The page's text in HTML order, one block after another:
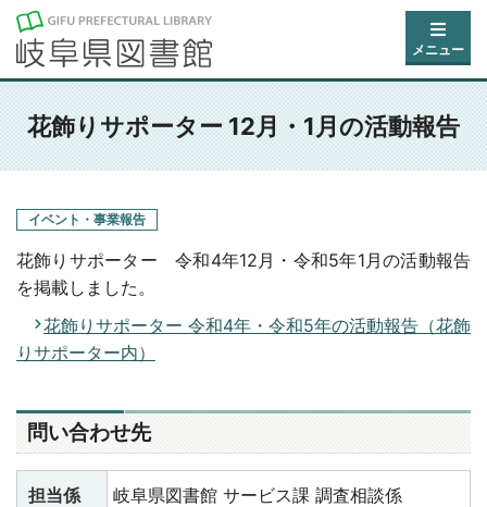
メニュー
花飾りサポーター 12月・1月の活動報告
イベント・事業報告
花飾りサポーター 令和4年12月・令和5年1月の活動報告
を掲載しました。
花飾りサポーター 令和4年・令和5年の活動報告（花飾
りサポーター内）
問い合わせ先
担当係 岐阜県図書館 サービス課 調査相談係